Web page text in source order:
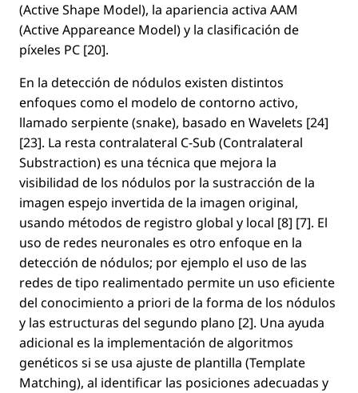
(Active Shape Model), la apariencia activa AAM
(Active Appareance Model) y la clasiﬁcación de
píxeles PC [20].
En la detección de nódulos existen distintos
enfoques como el modelo de contorno activo,
llamado serpiente (snake), basado en Wavelets [24]
[23]. La resta contralateral C-Sub (Contralateral
Substraction) es una técnica que mejora la
visibilidad de los nódulos por la sustracción de la
imagen espejo invertida de la imagen original,
usando métodos de registro global y local [8] [7]. El
uso de redes neuronales es otro enfoque en la
detección de nódulos; por ejemplo el uso de las
redes de tipo realimentado permite un uso eﬁciente
del conocimiento a priori de la forma de los nódulos
y las estructuras del segundo plano [2]. Una ayuda
adicional es la implementación de algoritmos
genéticos si se usa ajuste de plantilla (Template
Matching), al identiﬁcar las posiciones adecuadas y